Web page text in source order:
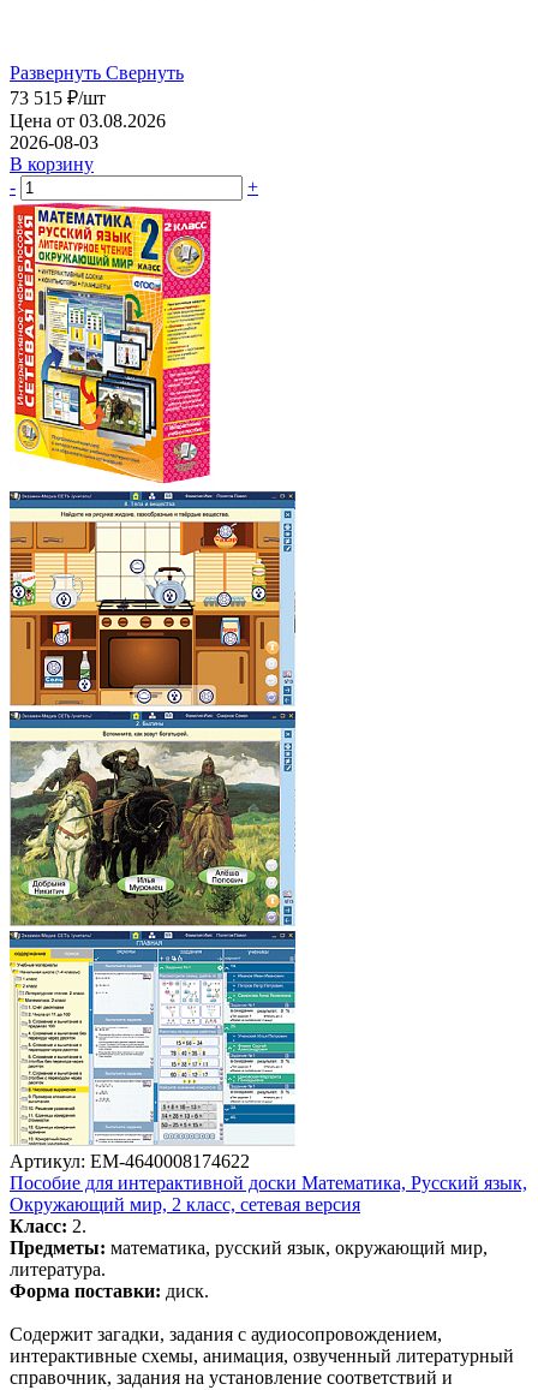
Развернуть Свернуть
73 515 ₽/шт
Цена от 03.08.2026
2026-08-03
В корзину
-
+
Артикул: EM-4640008174622
Пособие для интерактивной доски Математика, Русский язык,
Окружающий мир, 2 класс, сетевая версия
Класс: 2.
Предметы: математика, русский язык, окружающий мир,
литература.
Форма поставки: диск.
Содержит загадки, задания с аудиосопровождением,
интерактивные схемы, анимация, озвученный литературный
справочник, задания на установление соответствий и